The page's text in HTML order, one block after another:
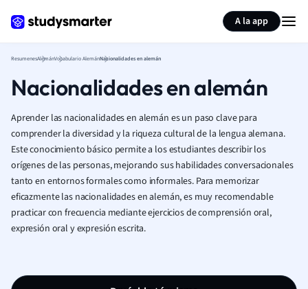
A la app
ResumenesAlemánVocabulario AlemánNacionalidades en alemán
Nacionalidades en alemán
Aprender las nacionalidades en alemán es un paso clave para
comprender la diversidad y la riqueza cultural de la lengua alemana.
Este conocimiento básico permite a los estudiantes describir los
orígenes de las personas, mejorando sus habilidades conversacionales
tanto en entornos formales como informales. Para memorizar
eficazmente las nacionalidades en alemán, es muy recomendable
practicar con frecuencia mediante ejercicios de comprensión oral,
expresión oral y expresión escrita.
Resumir página